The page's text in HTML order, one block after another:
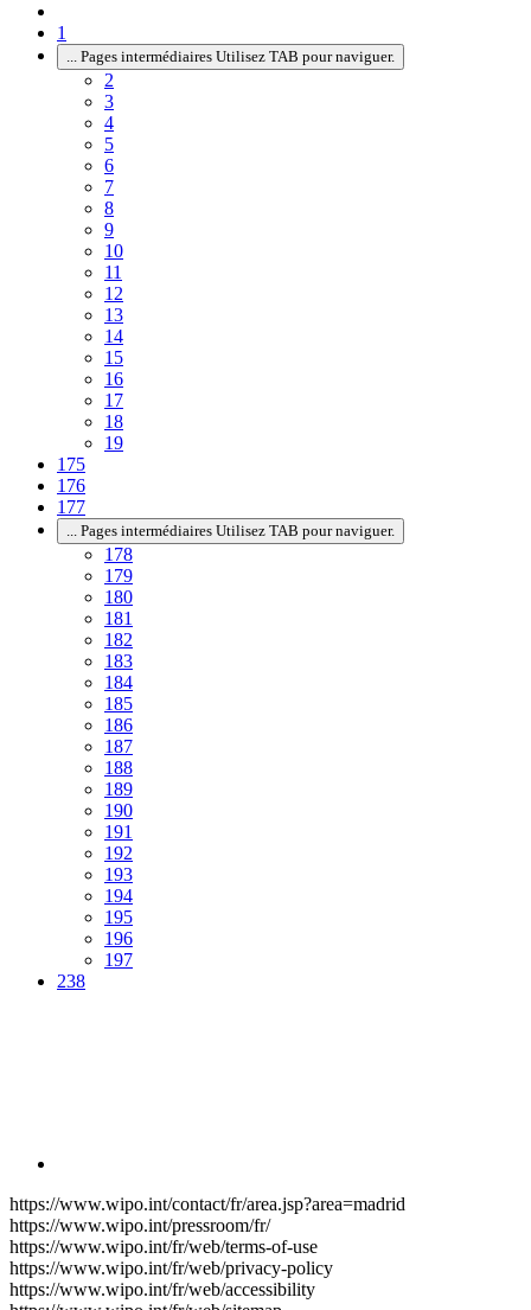
1
Pages intermédiaires Utilisez TAB pour naviguer.
2
3
4
5
6
7
8
9
10
11
12
13
14
15
16
17
18
19
175
176
177
Pages intermédiaires Utilisez TAB pour naviguer.
178
179
180
181
182
183
184
185
186
187
188
189
190
191
192
193
194
195
196
197
238
https://www.wipo.int/contact/fr/area.jsp?area=madrid
https://www.wipo.int/pressroom/fr/
https://www.wipo.int/fr/web/terms-of-use
https://www.wipo.int/fr/web/privacy-policy
https://www.wipo.int/fr/web/accessibility